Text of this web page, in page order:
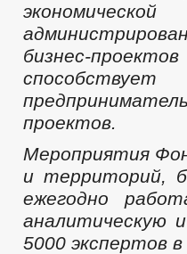
бизнес-
проектов.
Мероприятия
и территорий,
ежегодно
аналитическую
5000 экспертов